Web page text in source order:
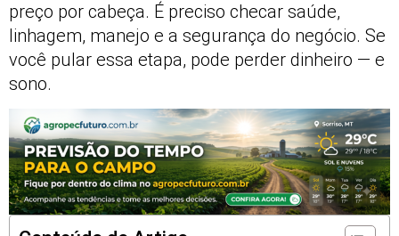
preço por cabeça. É preciso checar saúde,
linhagem, manejo e a segurança do negócio. Se
você pular essa etapa, pode perder dinheiro — e
sono.